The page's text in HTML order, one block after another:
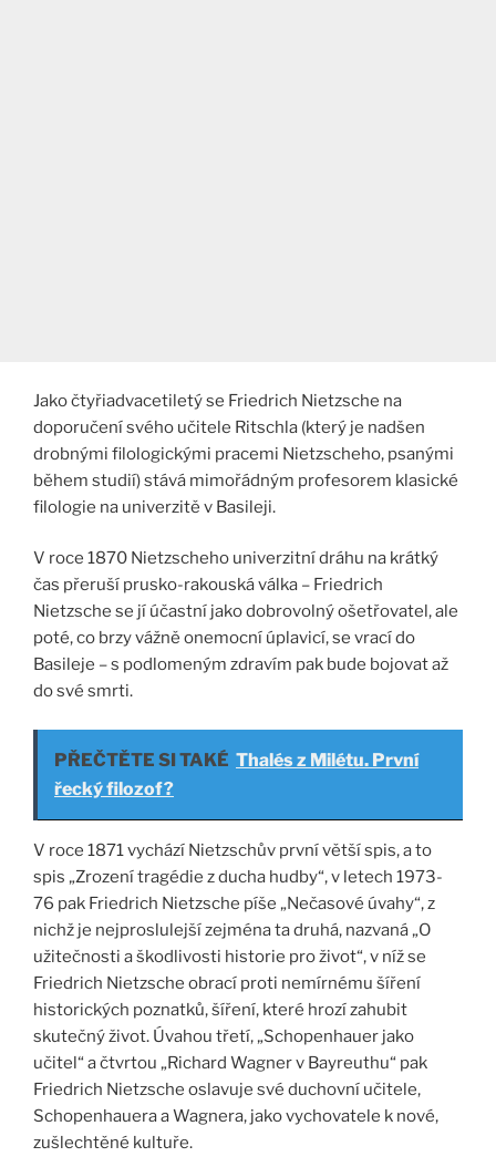
Jako čtyřiadvacetiletý se Friedrich Nietzsche na
doporučení svého učitele Ritschla (který je nadšen
drobnými filologickými pracemi Nietzscheho, psanými
během studií) stává mimořádným profesorem klasické
filologie na univerzitě v Basileji.
V roce 1870 Nietzscheho univerzitní dráhu na krátký
čas přeruší prusko-rakouská válka – Friedrich
Nietzsche se jí účastní jako dobrovolný ošetřovatel, ale
poté, co brzy vážně onemocní úplavicí, se vrací do
Basileje – s podlomeným zdravím pak bude bojovat až
do své smrti.
PŘEČTĚTE SI TAKÉ Thalés z Milétu. První
řecký filozof?
V roce 1871 vychází Nietzschův první větší spis, a to
spis „Zrození tragédie z ducha hudby“, v letech 1973-
76 pak Friedrich Nietzsche píše „Nečasové úvahy“, z
nichž je nejproslulejší zejména ta druhá, nazvaná „O
užitečnosti a škodlivosti historie pro život“, v níž se
Friedrich Nietzsche obrací proti nemírnému šíření
historických poznatků, šíření, které hrozí zahubit
skutečný život. Úvahou třetí, „Schopenhauer jako
učitel“ a čtvrtou „Richard Wagner v Bayreuthu“ pak
Friedrich Nietzsche oslavuje své duchovní učitele,
Schopenhauera a Wagnera, jako vychovatele k nové,
zušlechtěné kultuře.